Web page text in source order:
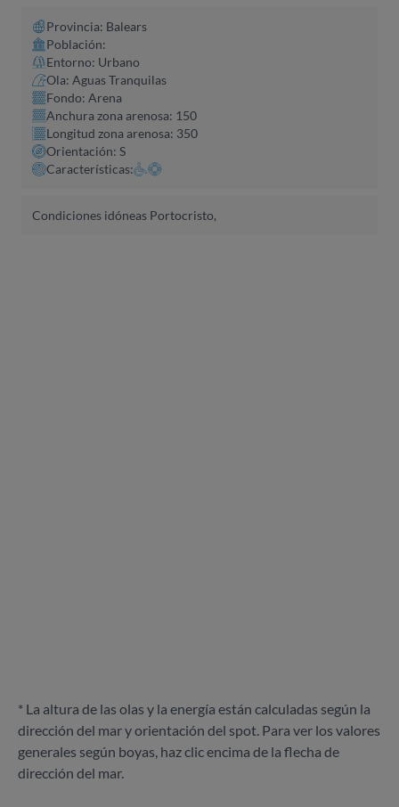
Provincia: Balears
Población:
Entorno: Urbano
Ola: Aguas Tranquilas
Fondo: Arena
Anchura zona arenosa: 150
Longitud zona arenosa: 350
Orientación: S
Características:
Condiciones idóneas Portocristo,
* La altura de las olas y la energía están calculadas según la
dirección del mar y orientación del spot. Para ver los valores
generales según boyas, haz clic encima de la flecha de
dirección del mar.